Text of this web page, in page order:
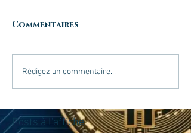
Commentaires
Rédigez un commentaire...
Posts à l'affiche